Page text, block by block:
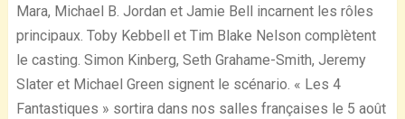
Mara, Michael B. Jordan et Jamie Bell incarnent les rôles
principaux. Toby Kebbell et Tim Blake Nelson complètent
le casting. Simon Kinberg, Seth Grahame-Smith, Jeremy
Slater et Michael Green signent le scénario. « Les 4
Fantastiques » sortira dans nos salles françaises le 5 août